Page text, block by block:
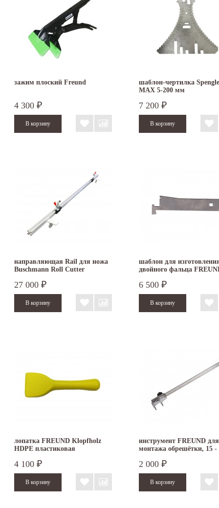
зажим плоский Freund
4 300 ₽
шаблон-чертилка
MAX 5-200 мм
7 200 ₽
направляющая Rail для ножа
Buschmann Roll Cutter
27 000 ₽
шаблон для
двойного фальца
6 500 ₽
лопатка FREUND Klopfholz
HDPE пластиковая
4 100 ₽
инструмент FREUND для
монтажа обрешётки, 15 -
2 000 ₽